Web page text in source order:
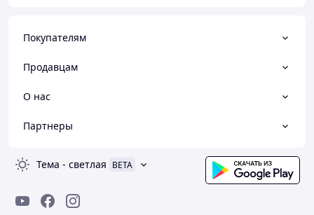
Покупателям
Продавцам
О нас
Партнеры
Тема - светлая BETA